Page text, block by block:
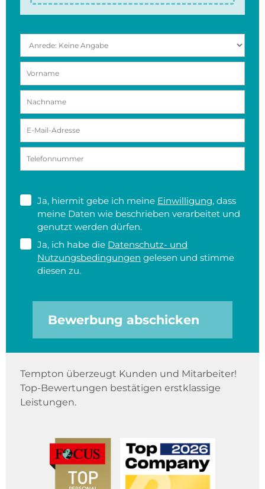
Ja, hiermit gebe ich meine Einwilligung, dass
meine Daten wie beschrieben verarbeitet und
genutzt werden dürfen.
Ja, ich habe die Datenschutz- und
Nutzungsbedingungen gelesen und stimme
diesen zu.
Bewerbung abschicken
Tempton überzeugt Kunden und Mitarbeiter!
Top-Bewertungen bestätigen erstklassige
Leistungen.